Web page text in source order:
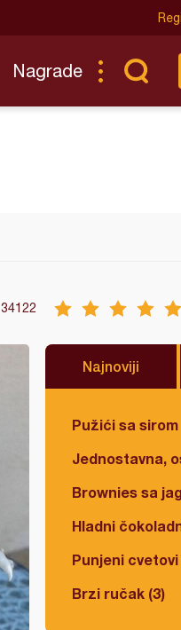
Nagrade
34122
Najnoviji
Pužići sa sirom
Jednostavna,
Brownies sa
Hladni
Punjeni
Brzi ručak (3)